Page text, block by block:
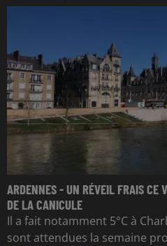
ARDENNES - UN RÉVEIL FRAIS CE
DE LA CANICULE
Il a fait notamment 5°C à
sont attendues la semaine